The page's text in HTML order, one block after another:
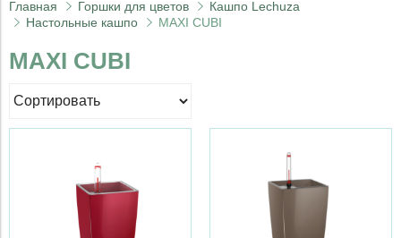
Главная Горшки для цветов
Кашпо Lechuza
Настольные кашпо
MAXI CUBI
MAXI CUBI